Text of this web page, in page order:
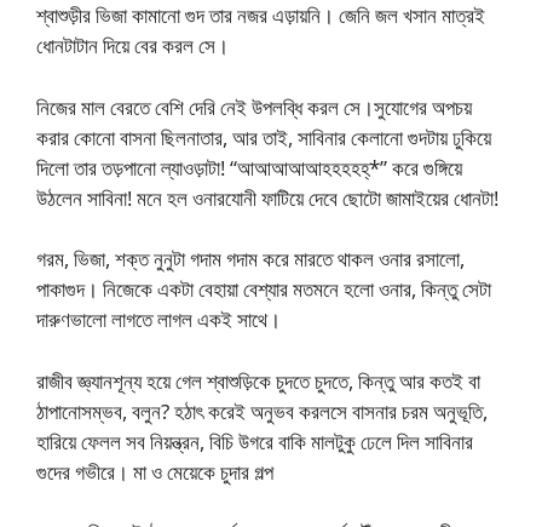
শ্বাশুড়ীর ভিজা কামানো গুদ তার নজর এড়ায়নি। জেনি জল খসান মাত্রই
ধোনটাটান দিয়ে বের করল সে।
নিজের মাল বেরতে বেশি দেরি নেই উপলব্ধি করল সে।সুযোগের অপচয়
করার কোনো বাসনা ছিলনাতার, আর তাই, সাবিনার কেলানো গুদটায় ঢুকিয়ে
দিলো তার তড়পানো ল্যাওড়াটা! “আআআআআহহহহহ্*” করে গুঙ্গিয়ে
উঠলেন সাবিনা! মনে হল ওনারযোনী ফাটিয়ে দেবে ছোটো জামাইয়ের ধোনটা!
গরম, ভিজা, শক্ত নুনুটা গদাম গদাম করে মারতে থাকল ওনার রসালো,
পাকাগুদ। নিজেকে একটা বেহায়া বেশ্যার মতমনে হলো ওনার, কিন্তু সেটা
দারুণভালো লাগতে লাগল একই সাথে।
রাজীব জ্ঞ্যানশূন্য হয়ে গেল শ্বাশুড়িকে চুদতে চুদতে, কিন্তু আর কতই বা
ঠাপানোসম্ভব, বলুন? হঠাৎ করেই অনুভব করলসে বাসনার চরম অনুভূতি,
হারিয়ে ফেলল সব নিয়ন্ত্রন, বিচি উগরে বাকি মালটুকু ঢেলে দিল সাবিনার
গুদের গভীরে। মা ও মেয়েকে চুদার গল্প